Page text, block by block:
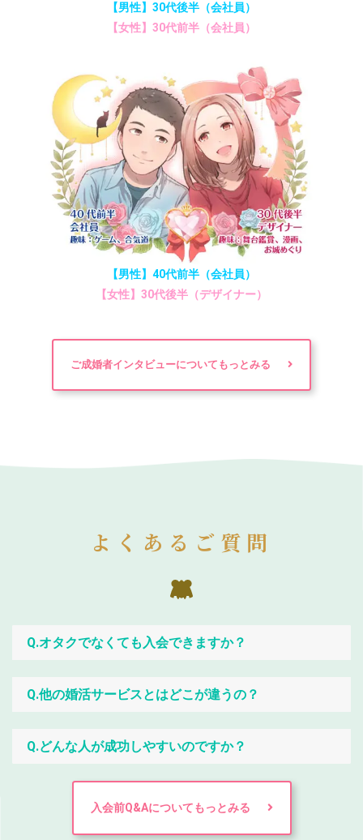
【男性】30代後半（会社員）
【女性】30代前半（会社員）
【男性】40代前半（会社員）
【女性】30代後半（デザイナー）
ご成婚者インタビューについてもっとみる
よくあるご質問
Q.オタクでなくても入会できますか？
Q.他の婚活サービスとはどこが違うの？
Q.どんな人が成功しやすいのですか？
入会前Q&Aについてもっとみる